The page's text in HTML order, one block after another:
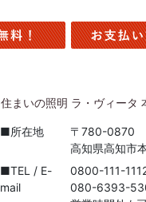
住まいの照明 ラ・ヴィータ
■所在地
〒780-0870
高知県高知市
■TEL / E-
mail
0800-111-1112
080-6393-